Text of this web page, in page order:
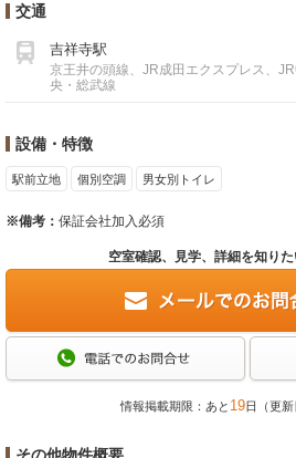
交通
吉祥寺駅
京王井の頭線、JR成田エクスプレス、
央・総武線
設備・特徴
駅前立地 個別空調 男女別トイレ
※備考： 保証会社加入必須
空室確認、見学、詳細を知りた
情報掲載期限：あと 19日（更新
その他物件概要